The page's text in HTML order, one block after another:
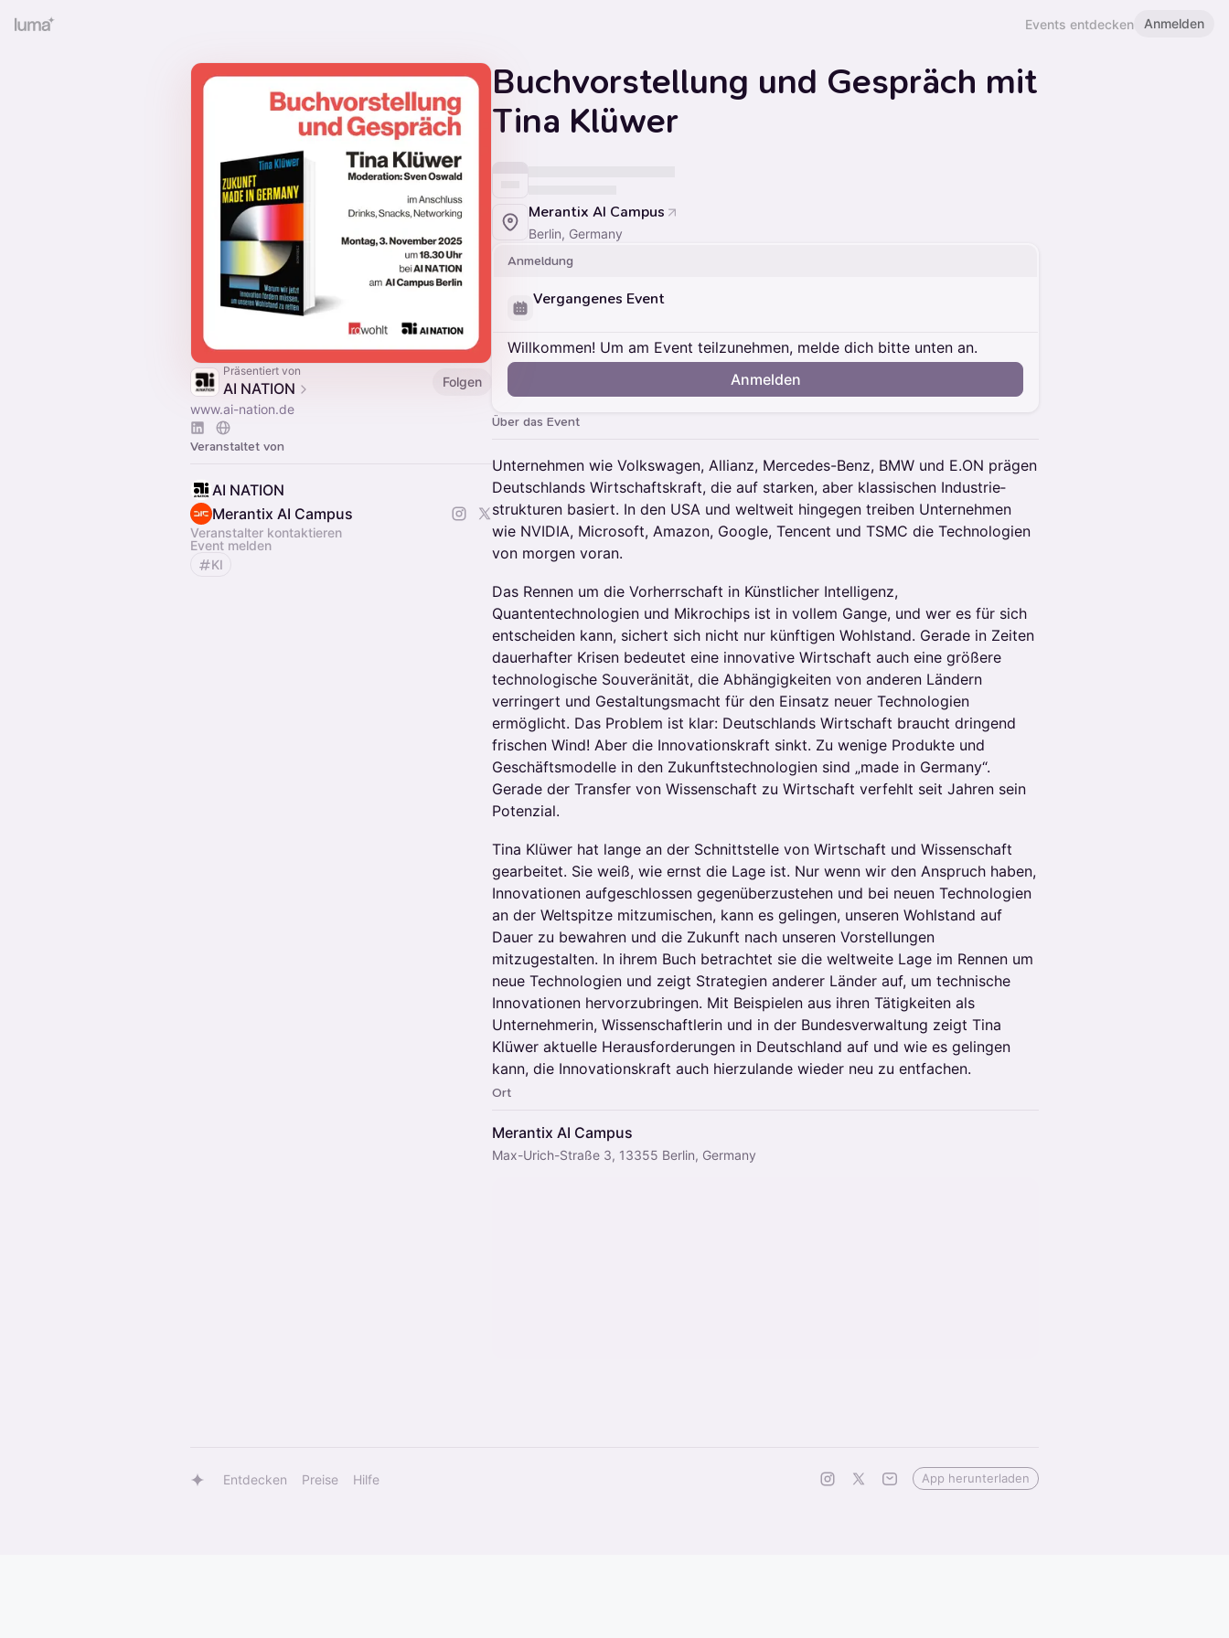
Events entdecken Anmelden
Präsentiert von
AI NATION
Folgen
www.ai-nation.de
Veranstaltet von
AI NATION
Merantix AI Campus
Veranstalter kontaktieren
Event melden
KI
Buchvorstellung und Gespräch mit
Tina Klüwer
Merantix AI Campus
Berlin, Germany
Anmeldung
Vergangenes Event
Willkommen! Um am Event teilzunehmen, melde dich bitte unten an.
Anmelden
Über das Event
Unternehmen wie Volkswagen, Allianz, Mercedes-Benz, BMW und E.ON prägen
Deutschlands Wirtschaftskraft, die auf starken, aber klassischen Industrie­
strukturen basiert. In den USA und weltweit hingegen treiben Unternehmen
wie NVIDIA, Microsoft, Amazon, Google, Tencent und TSMC die Technologien
von morgen voran.
Das Rennen um die Vorherrschaft in Künstlicher Intelligenz,
Quantentechnologien und Mikrochips ist in vollem Gange, und wer es für sich
entscheiden kann, sichert sich nicht nur künftigen Wohlstand. Gerade in Zeiten
dauerhafter Krisen bedeutet eine innovative Wirtschaft auch eine größere
technologische Souveränität, die Abhängigkeiten von anderen Ländern
verringert und Gestaltungsmacht für den Einsatz neuer Technologien
ermöglicht. Das Problem ist klar: Deutschlands Wirtschaft braucht dringend
frischen Wind! Aber die Innovationskraft sinkt. Zu wenige Produkte und
Geschäftsmodelle in den Zukunftstechnologien sind „made in Germany“.
Gerade der Transfer von Wissenschaft zu Wirtschaft verfehlt seit Jahren sein
Potenzial.
Tina Klüwer hat lange an der Schnittstelle von Wirtschaft und Wissenschaft
gearbeitet. Sie weiß, wie ernst die Lage ist. Nur wenn wir den Anspruch haben,
Innovationen aufgeschlossen gegenüberzustehen und bei neuen Technologien
an der Weltspitze mitzumischen, kann es gelingen, unseren Wohlstand auf
Dauer zu bewahren und die Zukunft nach unseren Vorstellungen
mitzugestalten. In ihrem Buch betrachtet sie die weltweite Lage im Rennen um
neue Technologien und zeigt Strategien anderer Länder auf, um technische
Innovationen hervorzubringen. Mit Beispielen aus ihren Tätigkeiten als
Unternehmerin, Wissenschaftlerin und in der Bundesverwaltung zeigt Tina
Klüwer aktuelle Herausforderungen in Deutschland auf und wie es gelingen
kann, die Innovationskraft auch hierzulande wieder neu zu entfachen.
Ort
Merantix AI Campus
Max-Urich-Straße 3, 13355 Berlin, Germany
Entdecken Preise Hilfe App herunterladen